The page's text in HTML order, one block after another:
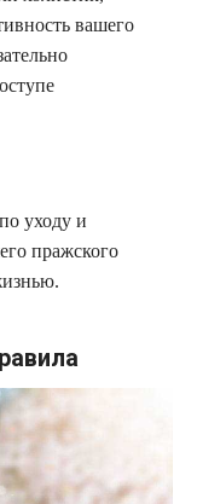
вашего
уходу и
пражского